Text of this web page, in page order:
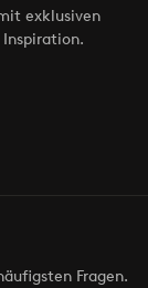
exklusiven
Fragen.